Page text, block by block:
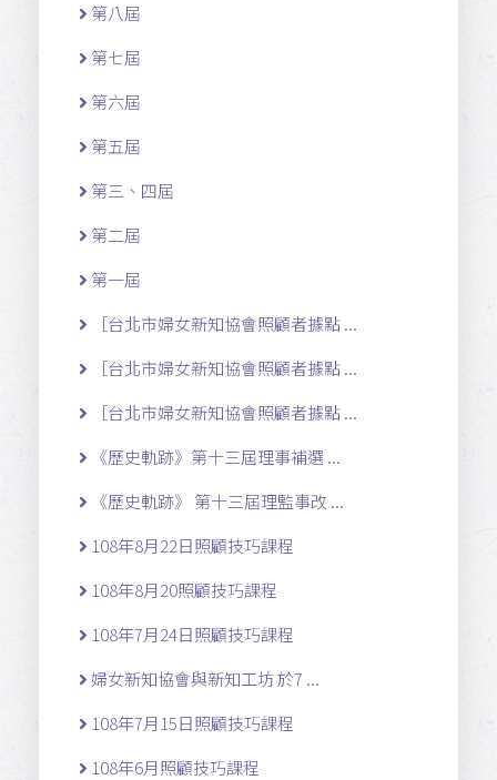
第八屆
第七屆
第六屆
第五屆
第三、四屆
第二屆
第一屆
［台北市婦女新知協會照顧者據點 ...
［台北市婦女新知協會照顧者據點 ...
［台北市婦女新知協會照顧者據點 ...
《歷史軌跡》第十三屆理事補選 ...
《歷史軌跡》 第十三屆理監事改 ...
108年8月22日照顧技巧課程
108年8月20照顧技巧課程
108年7月24日照顧技巧課程
婦女新知協會與新知工坊 於7 ...
108年7月15日照顧技巧課程
108年6月照顧技巧課程